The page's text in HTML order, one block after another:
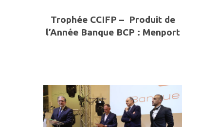
Trophée CCIFP – Produit de
l’Année Banque BCP : Menport